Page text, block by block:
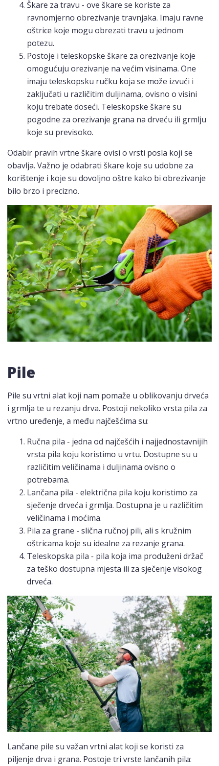
Škare za travu - ove škare se koriste za
ravnomjerno obrezivanje travnjaka. Imaju ravne
oštrice koje mogu obrezati travu u jednom
potezu.
Postoje i teleskopske škare za orezivanje koje
omogućuju orezivanje na većim visinama. One
imaju teleskopsku ručku koja se može izvući i
zaključati u različitim duljinama, ovisno o visini
koju trebate doseći. Teleskopske škare su
pogodne za orezivanje grana na drveću ili grmlju
koje su previsoko.
Odabir pravih vrtne škare ovisi o vrsti posla koji se
obavlja. Važno je odabrati škare koje su udobne za
korištenje i koje su dovoljno oštre kako bi obrezivanje
bilo brzo i precizno.
Pile
Pile su vrtni alat koji nam pomaže u oblikovanju drveća
i grmlja te u rezanju drva. Postoji nekoliko vrsta pila za
vrtno uređenje, a među najčešćima su:
Ručna pila - jedna od najčešćih i najjednostavnijih
vrsta pila koju koristimo u vrtu. Dostupne su u
različitim veličinama i duljinama ovisno o
potrebama.
Lančana pila - električna pila koju koristimo za
sječenje drveća i grmlja. Dostupna je u različitim
veličinama i moćima.
Pila za grane - slična ručnoj pili, ali s kružnim
oštricama koje su idealne za rezanje grana.
Teleskopska pila - pila koja ima produženi držač
za teško dostupna mjesta ili za sječenje visokog
drveća.
Lančane pile su važan vrtni alat koji se koristi za
piljenje drva i grana. Postoje tri vrste lančanih pila: